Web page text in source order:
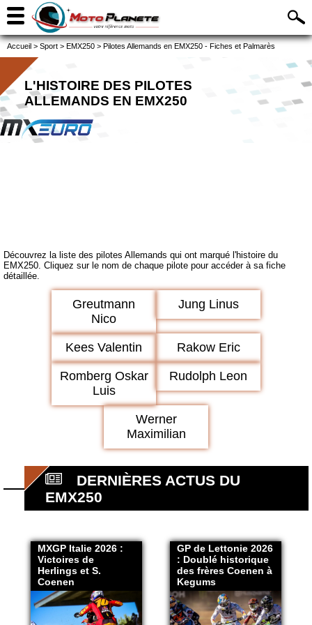
Accueil > Sport > EMX250 > Pilotes Allemands en EMX250 - Fiches et Palmarès
L'HISTOIRE DES PILOTES
ALLEMANDS EN EMX250
Découvrez la liste des pilotes Allemands qui ont marqué l'histoire du
EMX250. Cliquez sur le nom de chaque pilote pour accéder à sa fiche
détaillée.
Greutmann
Nico
Jung Linus
Kees Valentin Rakow Eric
Romberg Oskar
Luis
Rudolph Leon
Werner
Maximilian
DERNIÈRES ACTUS DU
EMX250
MXGP Italie 2026 :
Victoires de
Herlings et S.
Coenen
GP de Lettonie 2026
: Doublé historique
des frères Coenen à
Kegums